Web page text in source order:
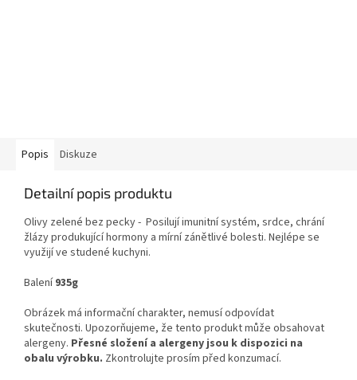
Popis Diskuze
Detailní popis produktu
Olivy zelené bez pecky - Posilují imunitní systém, srdce, chrání
žlázy produkující hormony a mírní zánětlivé bolesti. Nejlépe se
využijí ve studené kuchyni.
Balení 935g
Obrázek má informační charakter, nemusí odpovídat
skutečnosti. Upozorňujeme, že tento produkt může obsahovat
alergeny. Přesné složení a alergeny jsou k dispozici na
obalu výrobku. Zkontrolujte prosím před konzumací.